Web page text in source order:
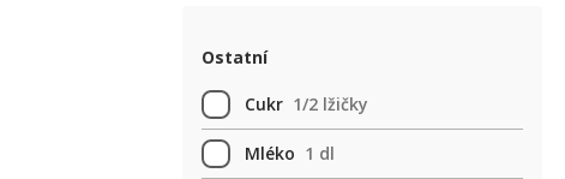
Ostatní
Cukr 1/2 lžičky
Mléko 1 dl